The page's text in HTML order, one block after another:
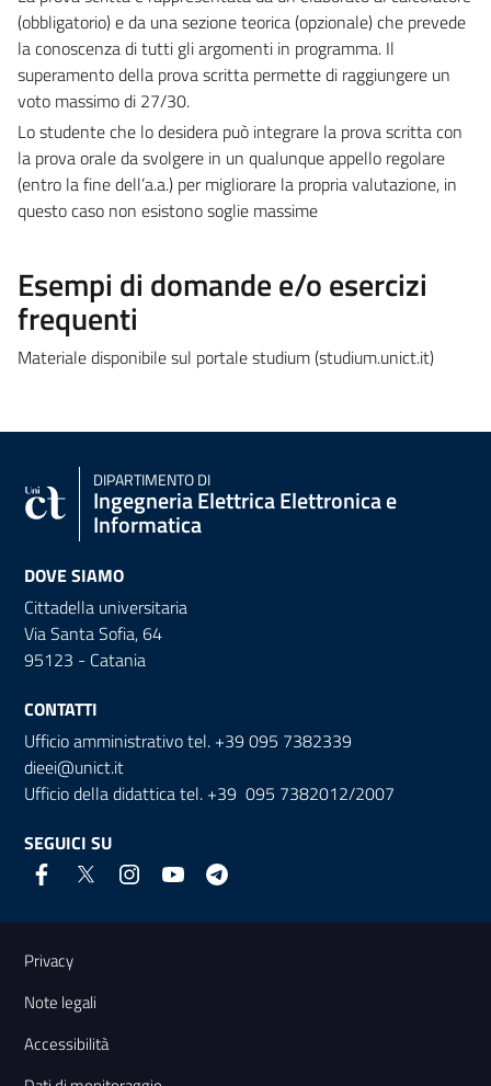
(obbligatorio) e da una sezione teorica (opzionale) che prevede
la conoscenza di tutti gli argomenti in programma. Il
superamento della prova scritta permette di raggiungere un
voto massimo di 27/30.
Lo studente che lo desidera può integrare la prova scritta con
la prova orale da svolgere in un qualunque appello regolare
(entro la fine dell’a.a.) per migliorare la propria valutazione, in
questo caso non esistono soglie massime
Esempi di domande e/o esercizi
frequenti
Materiale disponibile sul portale studium (studium.unict.it)
DIPARTIMENTO DI
Ingegneria Elettrica Elettronica e
Informatica
DOVE SIAMO
Cittadella universitaria
Via Santa Sofia, 64
95123 - Catania
CONTATTI
Ufficio amministrativo tel. +39 095 7382339
dieei@unict.it
Ufficio della didattica tel. +39 095 7382012/2007
SEGUICI SU
Link e informazioni utili
Privacy
Note legali
Accessibilità